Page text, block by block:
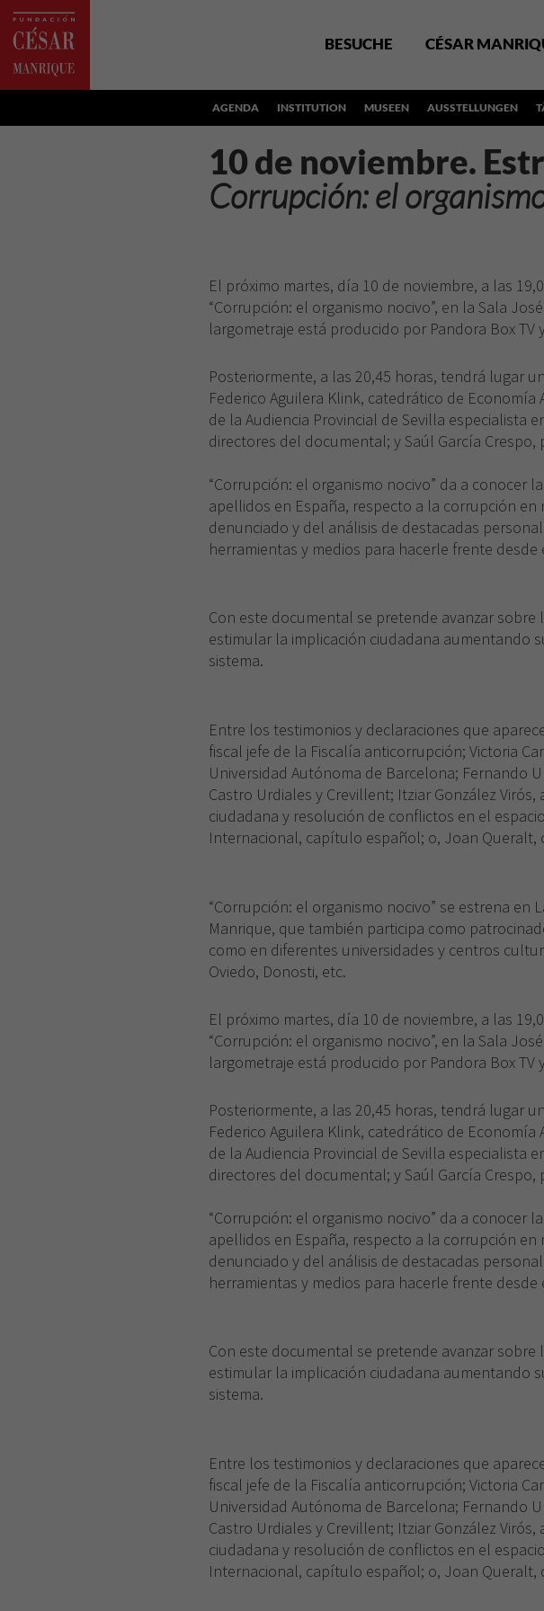
BESUCHE CÉSAR
AGENDA INSTITUTION MUSEEN AUSSTELLUNGEN
10 de noviembre.
Corrupción: el
El próximo martes, día 10 de noviembre, a las
“Corrupción: el organismo nocivo”, en la Sala
largometraje está producido por Pandora Box TV
Posteriormente, a las 20,45 horas, tendrá lugar
Federico Aguilera Klink, catedrático de
de la Audiencia Provincial de Sevilla especialista
directores del documental; y Saúl García
“Corrupción: el organismo nocivo” da a conocer
apellidos en España, respecto a la corrupción
denunciado y del análisis de destacadas
herramientas y medios para hacerle frente
Con este documental se pretende avanzar
estimular la implicación ciudadana aumentando
sistema.
Entre los testimonios y declaraciones que
fiscal jefe de la Fiscalía anticorrupción; Victoria
Universidad Autónoma de Barcelona; Fernando
Castro Urdiales y Crevillent; Itziar González
ciudadana y resolución de conflictos en el
Internacional, capítulo español; o, Joan
“Corrupción: el organismo nocivo” se estrena
Manrique, que también participa como
como en diferentes universidades y centros
Oviedo, Donosti, etc.
El próximo martes, día 10 de noviembre, a las
“Corrupción: el organismo nocivo”, en la Sala
largometraje está producido por Pandora Box TV
Posteriormente, a las 20,45 horas, tendrá lugar
Federico Aguilera Klink, catedrático de
de la Audiencia Provincial de Sevilla especialista
directores del documental; y Saúl García
“Corrupción: el organismo nocivo” da a conocer
apellidos en España, respecto a la corrupción
denunciado y del análisis de destacadas
herramientas y medios para hacerle frente
Con este documental se pretende avanzar
estimular la implicación ciudadana aumentando
sistema.
Entre los testimonios y declaraciones que
fiscal jefe de la Fiscalía anticorrupción; Victoria
Universidad Autónoma de Barcelona; Fernando
Castro Urdiales y Crevillent; Itziar González
ciudadana y resolución de conflictos en el
Internacional, capítulo español; o, Joan